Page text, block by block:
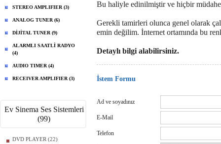
STEREO AMPLIFIER (3)
ANALOG TUNER (6)
DİJİTAL TUNER (9)
ALARMLI SAATLİ RADYO
(4)
AUDIO TIMER (4)
RECEIVER AMPLIFIER (3)
Ev Sinema Ses Sistemleri
(99)
DVD PLAYER (22)
Bu haliyle edinilmiştir ve hiçbir
Gerekli tamirleri olunca genel olarak
emin değilim. İnternet ortamında bu
Detaylı bilgi alabilirsiniz.
İstem Formu
Ad ve soyadınız
E-Mail
Telefon